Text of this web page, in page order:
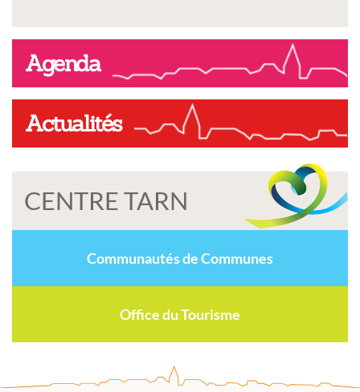
Agenda
Actualités
CENTRE TARN
Communautés de Communes
Office du Tourisme